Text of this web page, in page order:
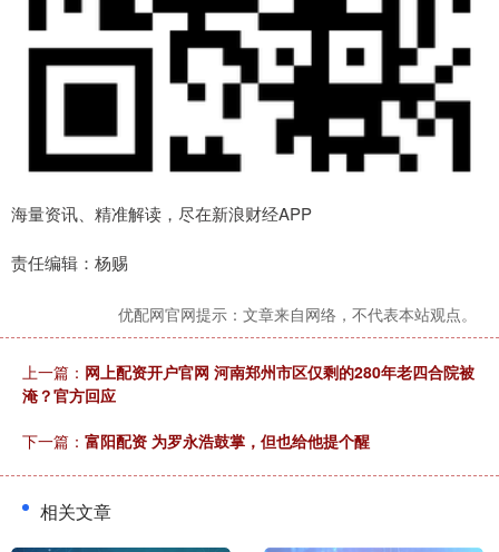
海量资讯、精准解读，尽在新浪财经APP
责任编辑：杨赐
优配网官网提示：文章来自网络，不代表本站观点。
上一篇： 网上配资开户官网 河南郑州市区仅剩的280年老四合院被
淹？官方回应
下一篇： 富阳配资 为罗永浩鼓掌，但也给他提个醒
相关文章